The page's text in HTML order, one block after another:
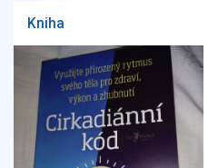
Kniha